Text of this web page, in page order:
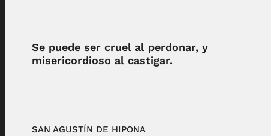
Se puede ser cruel al perdonar, y
misericordioso al castigar.
SAN AGUSTÍN DE HIPONA